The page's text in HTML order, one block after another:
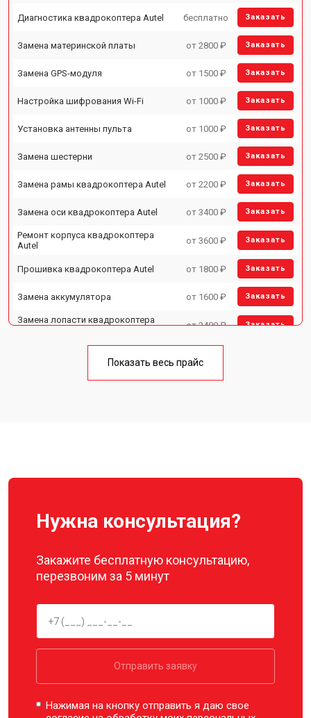
Диагностика квадрокоптера Autel бесплатно Заказать
Замена материнской платы от 2800 ₽ Заказать
Замена GPS-модуля от 1500 ₽ Заказать
Настройка шифрования Wi-Fi от 1000 ₽ Заказать
Установка антенны пульта от 1000 ₽ Заказать
Замена шестерни от 2500 ₽ Заказать
Замена рамы квадрокоптера Autel от 2200 ₽ Заказать
Замена оси квадрокоптера Autel от 3400 ₽ Заказать
Ремонт корпуса квадрокоптера
Autel
от 3600 ₽ Заказать
Прошивка квадрокоптера Autel от 1800 ₽ Заказать
Замена аккумулятора от 1600 ₽ Заказать
Замена лопасти квадрокоптера
от 2400 ₽ Заказать
Ремонт камеры квадрокоптера
Замена мотора квадрокоптера
от 3500 ₽
Показать весь прайс
Нужна консультация?
Закажите бесплатную консультацию,
перезвоним за 5 минут
Отправить заявку
Нажимая на кнопку отправить я даю свое